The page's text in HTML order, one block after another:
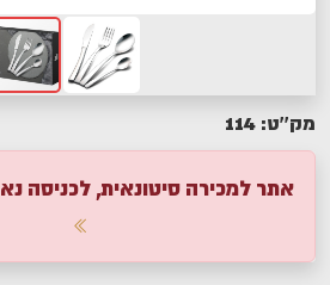
מק''ט: 114
אתר למכירה סיטונאית, לכניסה נא